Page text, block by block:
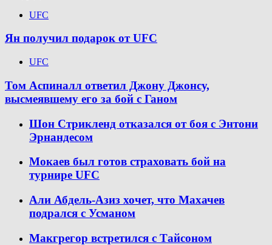
UFC
Ян получил подарок от UFC
UFC
Том Аспиналл ответил Джону Джонсу,
высмеявшему его за бой с Ганом
Шон Стрикленд отказался от боя с Энтони
Эрнандесом
Мокаев был готов страховать бой на
турнире UFC
Али Абдель-Азиз хочет, что Махачев
подрался с Усманом
Макгрегор встретился с Тайсоном